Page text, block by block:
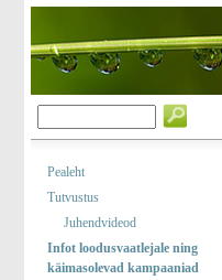
Pealeht
Tutvustus
Juhendvideod
Infot loodusvaatlejale ning
käimasolevad kampaaniad